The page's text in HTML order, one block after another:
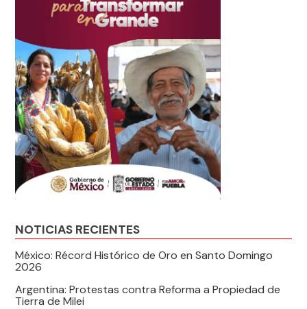
NOTICIAS RECIENTES
México: Récord Histórico de Oro en Santo Domingo
2026
Argentina: Protestas contra Reforma a Propiedad de
Tierra de Milei